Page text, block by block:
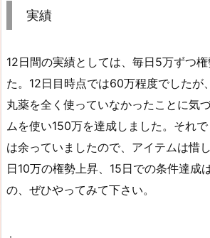
実績
12日間の実績としては、毎日5万ずつ
た。12日目時点では60万程度でしたが
丸薬を全く使っていなかったことに気
ムを使い150万を達成しました。それ
は余っていましたので、アイテムは惜
日10万の権勢上昇、15日での条件達成
の、ぜひやってみて下さい。